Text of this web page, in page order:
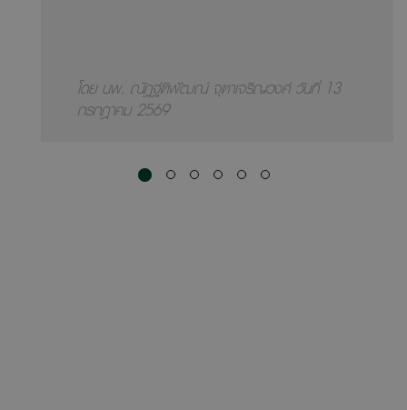
โดย นพ. ณัฏฐ์ฑิพัฒณ์ จุฑาเจริญวงศ์ วันที่ 13
กรกฎาคม 2569